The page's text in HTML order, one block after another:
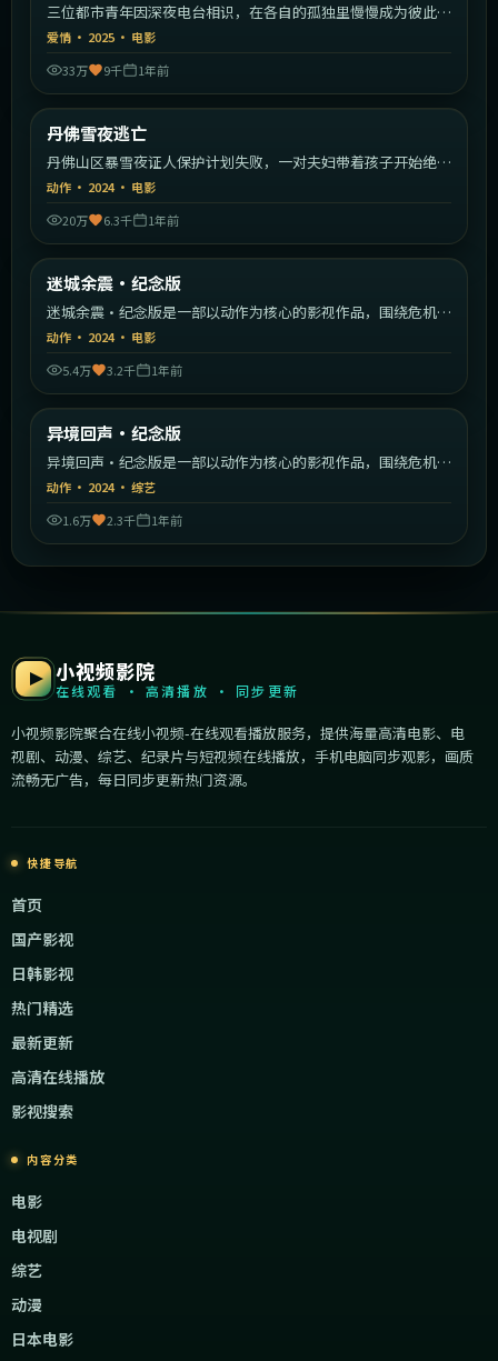
三位都市青年因深夜电台相识，在各自的孤独里慢慢成为彼此的
灯塔。
爱情 · 2025 · 电影
33万
9千 1年前
最新
丹佛雪夜逃亡
丹佛山区暴雪夜证人保护计划失败，一对夫妇带着孩子开始绝命
逃亡。
动作 · 2024· 电影
20万
6.3千 1年前
最新
迷城余震·纪念版
迷城余震·纪念版是一部以动作为核心的影视作品，围绕危机、
反转与人物成长展开，整体节奏紧凑，值得推荐观看。
动作 · 2024· 电影
5.4万
3.2千 1年前
最新
异境回声·纪念版
异境回声·纪念版是一部以动作为核心的影视作品，围绕危机、
反转与人物成长展开，整体节奏紧凑，值得推荐观看。
动作 · 2024· 综艺
1.6万
2.3千 1年前
小视频影院
在线观看 · 高清播放 · 同步更新
小视频影院聚合在线小视频-在线观看播放服务，提供海量高清电影、电
视剧、动漫、综艺、纪录片与短视频在线播放，手机电脑同步观影，画质
流畅无广告，每日同步更新热门资源。
快捷导航
首页
国产影视
日韩影视
热门精选
最新更新
高清在线播放
影视搜索
内容分类
电影
电视剧
综艺
动漫
日本电影